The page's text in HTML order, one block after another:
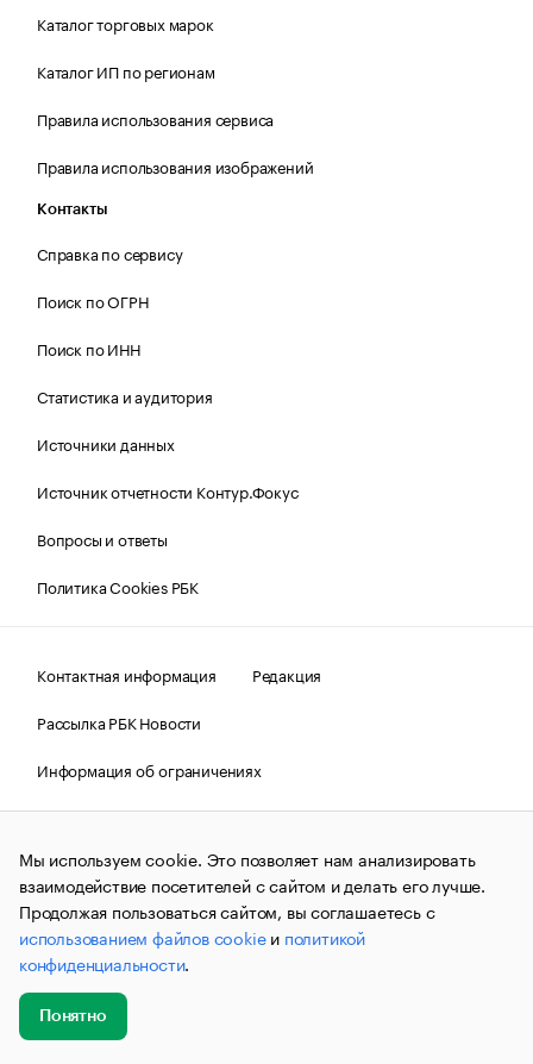
Каталог торговых марок
Каталог ИП по регионам
Правила использования сервиса
Правила использования изображений
Контакты
Справка по сервису
Поиск по ОГРН
Поиск по ИНН
Статистика и аудитория
Источники данных
Источник отчетности Контур.Фокус
Вопросы и ответы
Политика Cookies РБК
Контактная информация
Редакция
Рассылка РБК Новости
Информация об ограничениях
Правовая информация
О соблюдении авторских прав
© АО «РОСБИЗНЕСКОНСАЛТИНГ»,1995–2026.Сообщения
и материалы информационного агентства «РБК»
(зарегистрировано Федеральной службой по надзору в сфере
связи, информационных технологий и массовых
коммуникаций (Роскомнадзор) 09.12.2015 за номером ИА
№ФС77-63848) сопровождаются пометкой «РБК». Отдельные
публикации могут содержать информацию,
не предназначенную для пользователей
до 18 лет.
Мы используем cookie. Это позволяет нам анализировать
взаимодействие посетителей с сайтом и делать его лучше.
Продолжая пользоваться сайтом, вы соглашаетесь с
использованием файлов cookieи политикой
конфиденциальности.
Понятно